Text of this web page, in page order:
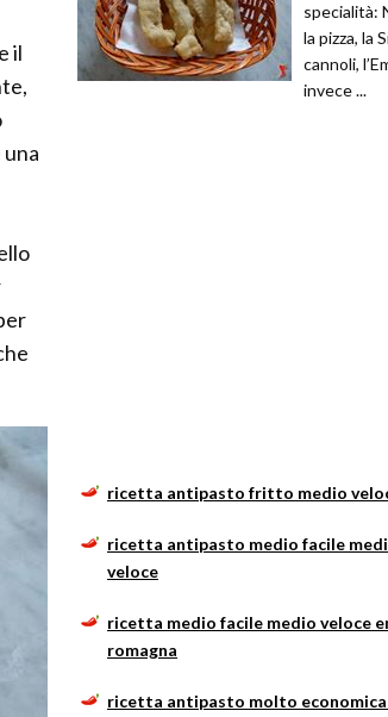
il
specialità:
la pizza, la
cannoli,
invece ...
ricetta antipasto fritto medio
ricetta antipasto medio facile
veloce
ricetta medio facile medio veloce
romagna
ricetta antipasto molto economica